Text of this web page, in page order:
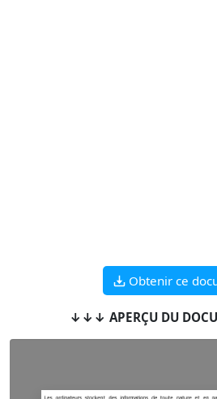
Obtenir ce
↓↓↓ APERÇU DU